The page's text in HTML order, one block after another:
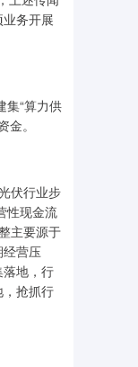
务开展
“算力供
。
伏行业步
性现金流
主要源于
经营压
地，行
抢抓行